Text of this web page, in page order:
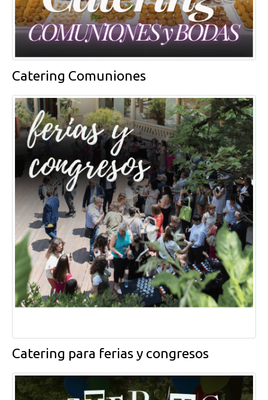
Catering Comuniones
Catering para ferias y congresos